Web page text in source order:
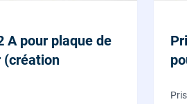
A pour plaque de
(création